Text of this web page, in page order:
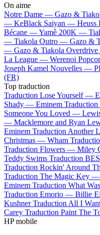
On aime
Notre Dame — Gazo &
— KeBlack Saiyan — Heuss
Bécane —Yamê 200K —
— Tiakola Outro — Gazo &
— Gazo & Tiakola
La League — Werenoi
Joseph Kamel Nouvelles —
(FR)
Top traduction
Traduction Lose Yourself —
Shady — Eminem
Someone You Loved —
— Macklemore and Ryan
Eminem Traduction Another
Christmas — Wham
Traduction Flowers — Miley
Teddy Swims Traduction
Traduction Rockin' Around
Traduction The Magic Key —
Eminem Traduction What
Traduction Emorio — Billie
Kushner Traduction All I
Carey Traduction Paint The
HP mobile